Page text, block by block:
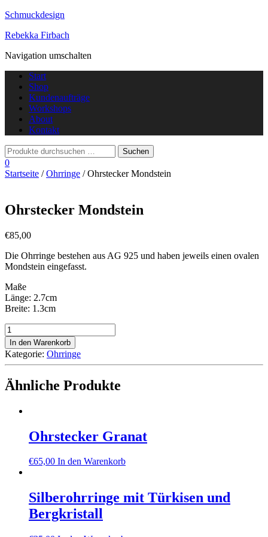
Schmuckdesign
Rebekka Firbach
Navigation umschalten
Start
Shop
Kundenaufträge
Workshops
About
Kontakt
0
Startseite /Ohrringe / Ohrstecker Mondstein
Ohrstecker Mondstein
€85,00
Die Ohrringe bestehen aus AG 925 und haben jeweils einen ovalen
Mondstein eingefasst.
Maße
Länge: 2.7cm
Breite: 1.3cm
Ohrstecker
Mondstein
Menge
In den Warenkorb
Kategorie: Ohrringe
Ähnliche Produkte
Ohrstecker Granat
€65,00 In den Warenkorb
Silberohrringe mit Türkisen und
Bergkristall